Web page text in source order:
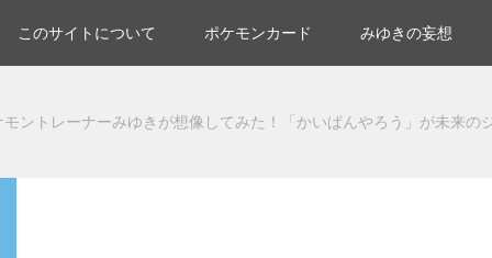
このサイトについて ポケモンカード みゆきの妄想
モントレーナーみゆきが想像してみた！「かいぱんやろう」が未来の